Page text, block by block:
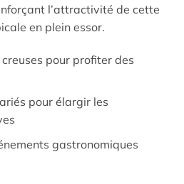
l’attractivité de cette
en plein essor.
pour profiter des
pour élargir les
gastronomiques